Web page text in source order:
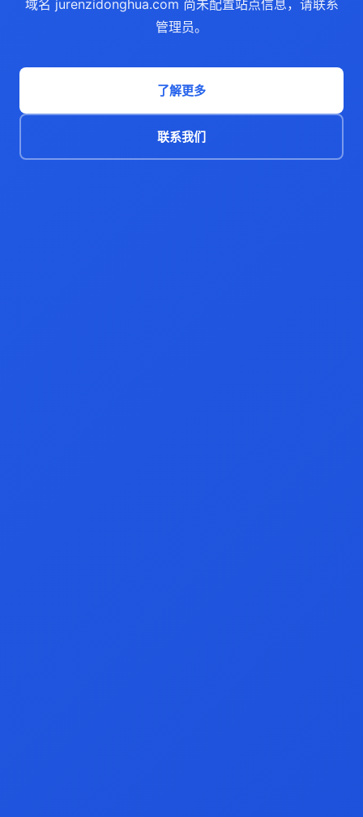
域名 jurenzidonghua.com 尚未配置站点信息，请联系
管理员。
了解更多
联系我们